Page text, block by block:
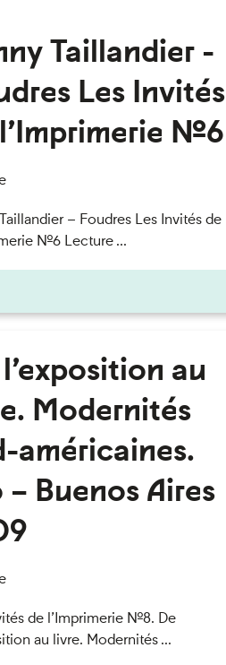
Taillandier -
Les Invités
n°6
– Foudres Les Invités de
n°6 Lecture ...
au
Modernités
américaines.
– Buenos Aires
de l’Imprimerie n°8. De
au livre. Modernités ...